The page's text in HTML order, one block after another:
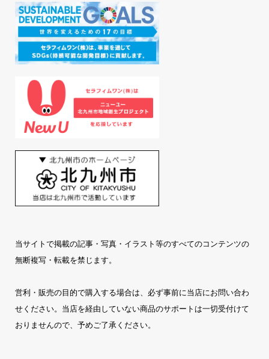
当サイトで掲載の記事・写真・イラスト等のすべてのコンテンツの
無断複写・転載を禁じます。
営利・販売の目的で購入する場合は、必ず事前に当店にお問い合わ
せください。当店を経由していない商品のサポートは一切受付けて
おりませんので、予めご了承ください。